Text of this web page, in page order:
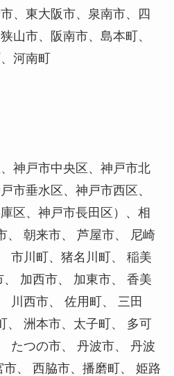
、東大阪市、泉南市、四
山市、阪南市、島本町、
河南町
神戸市中央区、神戸市北
市垂水区、神戸市西区、
区、神戸市長田区）、相
、 朝来市、 芦屋市、 尼崎
市川町、猪名川町、 稲美
加西市、 加東市、 香美
川西市、 佐用町、 三田
、 洲本市、太子町、 多可
たつの市、 丹波市、 丹波
、 西脇市、播磨町、 姫路